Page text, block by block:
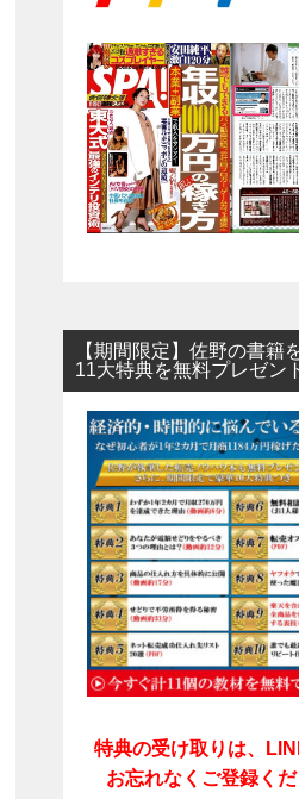
【期間限定】佐野の書籍
11大特典を無料プレゼン
特典の受け取りは、
お忘れなくご登録くだ